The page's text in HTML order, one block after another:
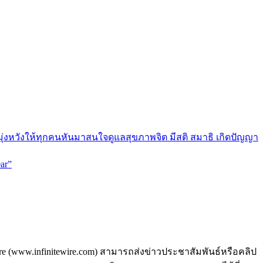
มุ่งหวังให้ทุกคนหันมาสนใจดูแลสุขภาพจิต มีสติ สมาธิ เกิดปัญญา
(www.infinitewire.com) สามารถส่งข่าวประชาสัมพันธ์หรือคลิป